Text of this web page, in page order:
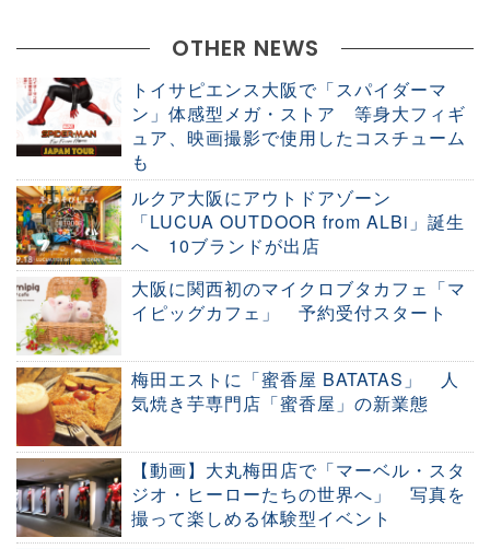
OTHER NEWS
トイサピエンス大阪で「スパイダーマ
ン」体感型メガ・ストア 等身大フィギ
ュア、映画撮影で使用したコスチューム
も
ルクア大阪にアウトドアゾーン
「LUCUA OUTDOOR from ALBi」誕生
へ 10ブランドが出店
大阪に関西初のマイクロブタカフェ「マ
イピッグカフェ」 予約受付スタート
梅田エストに「蜜香屋 BATATAS」 人
気焼き芋専門店「蜜香屋」の新業態
【動画】大丸梅田店で「マーベル・スタ
ジオ・ヒーローたちの世界へ」 写真を
撮って楽しめる体験型イベント